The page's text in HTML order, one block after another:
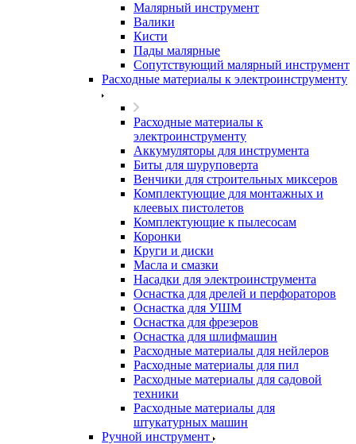
Малярный инструмент
Валики
Кисти
Пады малярные
Сопутствующий малярный инструмент
Расходные материалы к электроинструменту
Расходные материалы к
электроинструменту
Аккумуляторы для инструмента
Биты для шуруповерта
Венчики для строительных миксеров
Комплектующие для монтажных и
клеевых пистолетов
Комплектующие к пылесосам
Коронки
Круги и диски
Масла и смазки
Насадки для электроинструмента
Оснастка для дрелей и перфораторов
Оснастка для УШМ
Оснастка для фрезеров
Оснастка для шлифмашин
Расходные материалы для нейлеров
Расходные материалы для пил
Расходные материалы для садовой
техники
Расходные материалы для
штукатурных машин
Ручной инструмент